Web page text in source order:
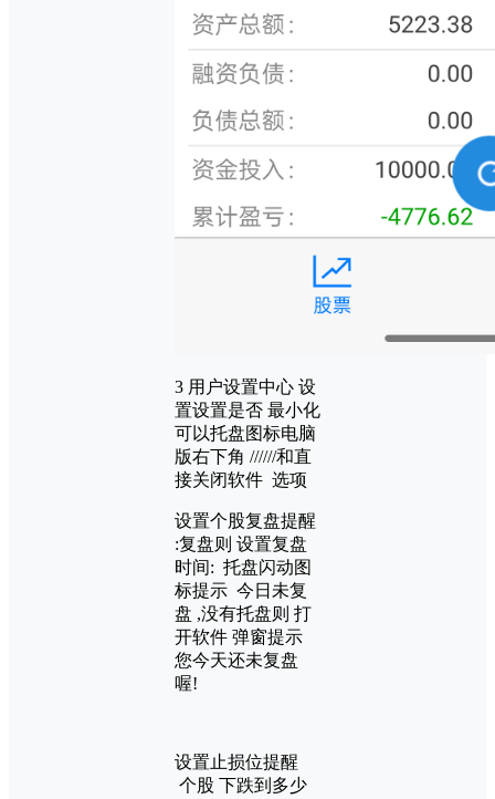
3 用户设置中心 设
置设置是否 最小化
可以托盘图标电脑
版右下角 //////和直
接关闭软件 选项
设置个股复盘提醒
:复盘则 设置复盘
时间: 托盘闪动图
标提示 今日未复
盘 ,没有托盘则 打
开软件 弹窗提示
您今天还未复盘
喔!
设置止损位提醒
个股 下跌到多少